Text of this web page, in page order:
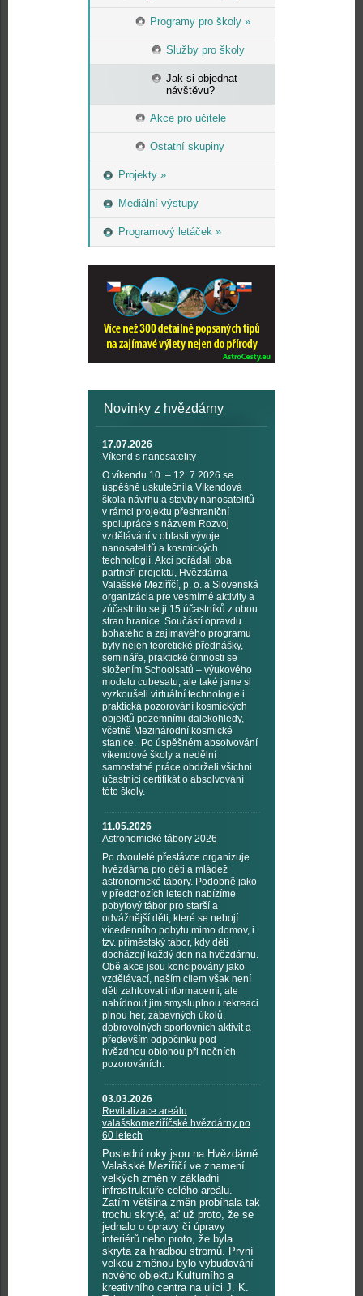
Programy pro školy »
Služby pro školy
Jak si objednat
návštěvu?
Akce pro učitele
Ostatní skupiny
Projekty »
Mediální výstupy
Programový letáček »
Novinky z hvězdárny
17.07.2026
Víkend s nanosatelity
O víkendu 10. – 12. 7 2026 se
úspěšně uskutečnila Víkendová
škola návrhu a stavby nanosatelitů
v rámci projektu přeshraniční
spolupráce s názvem Rozvoj
vzdělávání v oblasti vývoje
nanosatelitů a kosmických
technologií. Akci pořádali oba
partneři projektu, Hvězdárna
Valašské Meziříčí, p. o. a Slovenská
organizácia pre vesmírné aktivity a
zúčastnilo se ji 15 účastníků z obou
stran hranice. Součástí opravdu
bohatého a zajímavého programu
byly nejen teoretické přednášky,
semináře, praktické činnosti se
složením Schoolsatů – výukového
modelu cubesatu, ale také jsme si
vyzkoušeli virtuální technologie i
praktická pozorování kosmických
objektů pozemními dalekohledy,
včetně Mezinárodní kosmické
stanice. Po úspěšném absolvování
víkendové školy a nedělní
samostatné práce obdrželi všichni
účastníci certifikát o absolvování
této školy.
11.05.2026
Astronomické tábory 2026
Po dvouleté přestávce organizuje
hvězdárna pro děti a mládež
astronomické tábory. Podobně jako
v předchozích letech nabízíme
pobytový tábor pro starší a
odvážnější děti, které se nebojí
vícedenního pobytu mimo domov, i
tzv. příměstský tábor, kdy děti
docházejí každý den na hvězdárnu.
Obě akce jsou koncipovány jako
vzdělávací, naším cílem však není
děti zahlcovat informacemi, ale
nabídnout jim smysluplnou rekreaci
plnou her, zábavných úkolů,
dobrovolných sportovních aktivit a
především odpočinku pod
hvězdnou oblohou při nočních
pozorováních.
03.03.2026
Revitalizace areálu
valašskomeziříčské hvězdárny po
60 letech
Poslední roky jsou na Hvězdárně
Valašské Meziříčí ve znamení
velkých změn v základní
infrastruktuře celého areálu.
Zatím většina změn probíhala tak
trochu skrytě, ať už proto, že se
jednalo o opravy či úpravy
interiérů nebo proto, že byla
skryta za hradbou stromů. První
velkou změnou bylo vybudování
nového objektu Kulturního a
kreativního centra na ulici J. K.